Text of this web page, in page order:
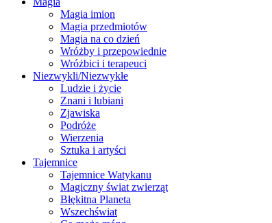
Magia imion
Magia przedmiotów
Magia na co dzień
Wróżby i przepowiednie
Wróżbici i terapeuci
Niezwykli/Niezwykłe
Ludzie i życie
Znani i lubiani
Zjawiska
Podróże
Wierzenia
Sztuka i artyści
Tajemnice
Tajemnice Watykanu
Magiczny świat zwierząt
Błękitna Planeta
Wszechświat